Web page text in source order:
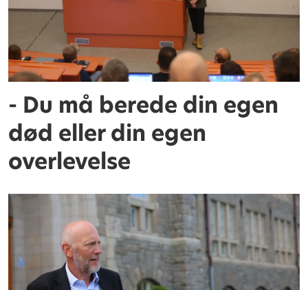
- Du må berede din egen
død eller din egen
overlevelse